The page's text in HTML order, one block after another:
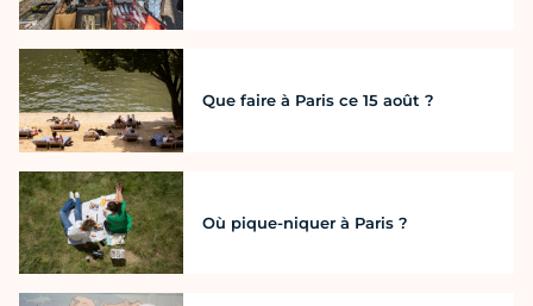
Que faire à Paris ce 15 août ?
Où pique-niquer à Paris ?